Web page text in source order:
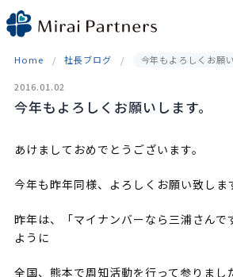
Skip
to
Home 社長ブログ 今年もよろしくお願
2016.01.02
今年もよろしくお願いします。
あけましておめでとうございます。
今年も昨年同様、よろしくお願い致しま
昨年は、「マイナンバーなら三浦さんで
ように
全国、熊本で周知活動を行って参りまし